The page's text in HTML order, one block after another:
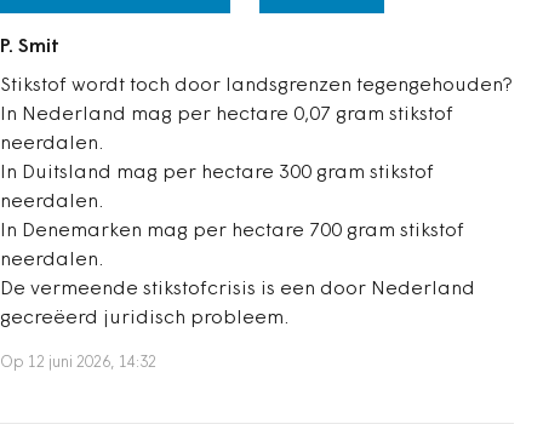
P. Smit
Stikstof wordt toch door landsgrenzen tegengehouden?
In Nederland mag per hectare 0,07 gram stikstof
neerdalen.
In Duitsland mag per hectare 300 gram stikstof
neerdalen.
In Denemarken mag per hectare 700 gram stikstof
neerdalen.
De vermeende stikstofcrisis is een door Nederland
gecreëerd juridisch probleem.
Op 12 juni 2026, 14:32